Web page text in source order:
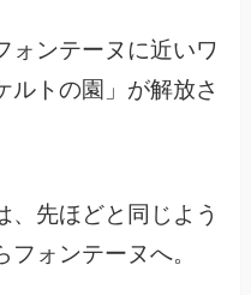
ォンテーヌに近いワ
ルトの園」が解放さ
、先ほどと同じよう
ォンテーヌへ。